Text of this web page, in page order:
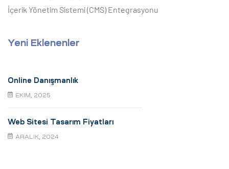
İçerik Yönetim Sistemi (CMS) Entegrasyonu
Yeni Eklenenler
Online Danışmanlık
EKIM, 2025
Web Sitesi Tasarım Fiyatları
ARALIK, 2024